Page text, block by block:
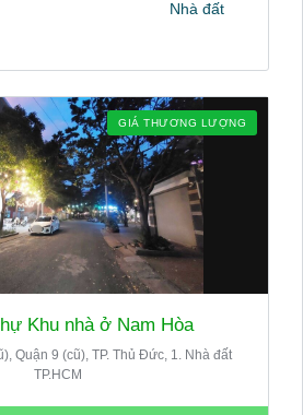
Nhà đất
GIÁ THƯƠNG LƯỢNG
Khu nhà ở Nam Hòa
Quận 9 (cũ), TP. Thủ Đức, 1. Nhà đất
TP.HCM